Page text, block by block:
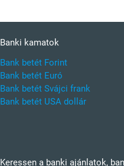
Banki kamatok
Bank betét Forint
Bank betét Euró
Bank betét Svájci frank
Bank betét USA dollár
Keressen a banki ajánlatok,